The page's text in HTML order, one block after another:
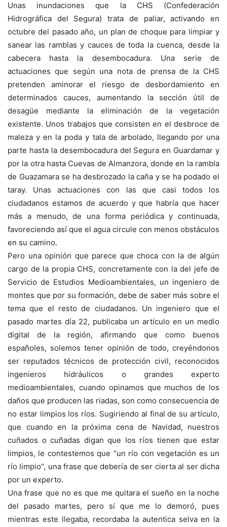
Unas inundaciones que la CHS (Confederación
Hidrográfica del Segura) trata de paliar, activando en
octubre del pasado año, un plan de choque para limpiar y
sanear las ramblas y cauces de toda la cuenca, desde la
cabecera hasta la desembocadura. Una serie de
actuaciones que según una nota de prensa de la CHS
pretenden aminorar el riesgo de desbordamiento en
determinados cauces, aumentando la sección útil de
desagüe mediante la eliminación de la vegetación
existente. Unos trabajos que consisten en el desbroce de
maleza y en la poda y tala de arbolado, llegando por una
parte hasta la desembocadura del Segura en Guardamar y
por la otra hasta Cuevas de Almanzora, donde en la rambla
de Guazamara se ha desbrozado la caña y se ha podado el
taray. Unas actuaciones con las que casi todos los
ciudadanos estamos de acuerdo y que habría que hacer
más a menudo, de una forma periódica y continuada,
favoreciendo así que el agua circule con menos obstáculos
en su camino.
Pero una opinión que parece que choca con la de algún
cargo de la propia CHS, concretamente con la del jefe de
Servicio de Estudios Medioambientales, un ingeniero de
montes que por su formación, debe de saber más sobre el
tema que el resto de ciudadanos. Un ingeniero que el
pasado martes día 22, publicaba un artículo en un medio
digital de la región, afirmando que como buenos
españoles, solemos tener opinión de todo, creyéndonos
ser reputados técnicos de protección civil, reconocidos
ingenieros hidráulicos o grandes experto
medioambientales, cuando opinamos que muchos de los
daños que producen las riadas, son como consecuencia de
no estar limpios los ríos. Sugiriendo al final de su artículo,
que cuando en la próxima cena de Navidad, nuestros
cuñados o cuñadas digan que los ríos tienen que estar
limpios, le contestemos que “un río con vegetación es un
río limpio”, una frase que debería de ser cierta al ser dicha
por un experto.
Una frase que no es que me quitara el sueño en la noche
del pasado martes, pero sí que me lo demoró, pues
mientras este llegaba, recordaba la autentica selva en la